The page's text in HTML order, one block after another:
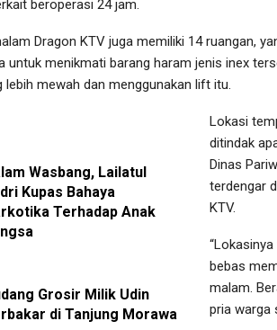
beroperasi 24 jam.
Dragon KTV juga memiliki 14 ruangan,
untuk menikmati barang haram jenis inex
lebih mewah dan menggunakan lift itu.
Wasbang, Lailatul
Kupas Bahaya
Terhadap Anak
Grosir Milik Udin
di Tanjung Morawa
Lokasi
ditindak
Dinas
terdengar
KTV.
bebas
malam.
pria warga